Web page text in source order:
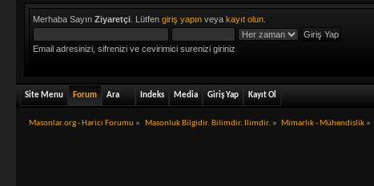
Merhaba SayınZiyaretçi . Lütfengiriş yapın veyakayıt olun
Email adresinizi, sifrenizi ve cevirimici surenizi giriniz
Site Menu Forum Ara Indeks Media Giriş Yap Kayıt Ol
Masonlar.org - Harici Forumu » Masonluk Bilgidir. Bilimdir. Ilimdir. » Mimarlık - Mühendislik »